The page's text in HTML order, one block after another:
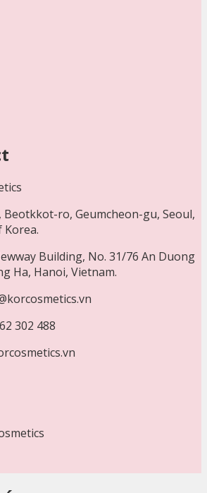
Beotkkot-ro, Geumcheon-gu, Seoul,
Korea.
Building, No. 31/76 An Duong
Ha, Hanoi, Vietnam.
302 488